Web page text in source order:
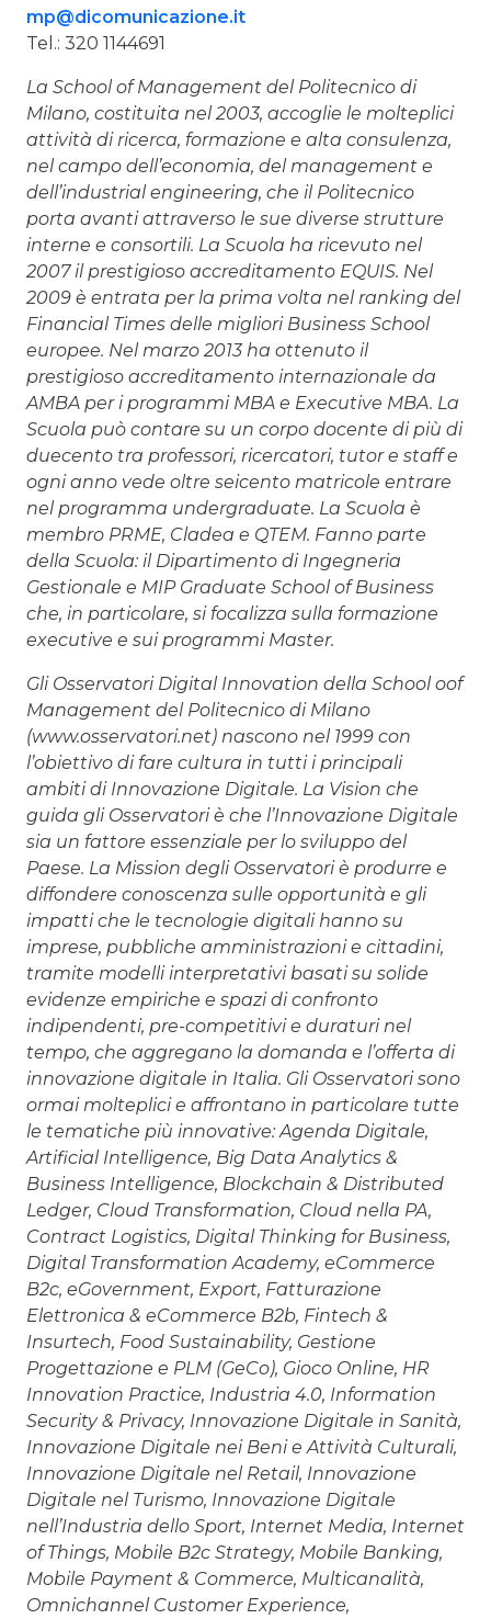
mp@dicomunicazione.it
Tel.: 320 1144691
La School of Management del Politecnico di
Milano, costituita nel 2003, accoglie le molteplici
attività di ricerca, formazione e alta consulenza,
nel campo dell’economia, del management e
dell’industrial engineering, che il Politecnico
porta avanti attraverso le sue diverse strutture
interne e consortili. La Scuola ha ricevuto nel
2007 il prestigioso accreditamento EQUIS. Nel
2009 è entrata per la prima volta nel ranking del
Financial Times delle migliori Business School
europee. Nel marzo 2013 ha ottenuto il
prestigioso accreditamento internazionale da
AMBA per i programmi MBA e Executive MBA. La
Scuola può contare su un corpo docente di più di
duecento tra professori, ricercatori, tutor e staff e
ogni anno vede oltre seicento matricole entrare
nel programma undergraduate. La Scuola è
membro PRME, Cladea e QTEM. Fanno parte
della Scuola: il Dipartimento di Ingegneria
Gestionale e MIP Graduate School of Business
che, in particolare, si focalizza sulla formazione
executive e sui programmi Master.
Gli Osservatori Digital Innovation della School oof
Management del Politecnico di Milano
(www.osservatori.net) nascono nel 1999 con
l’obiettivo di fare cultura in tutti i principali
ambiti di Innovazione Digitale. La Vision che
guida gli Osservatori è che l’Innovazione Digitale
sia un fattore essenziale per lo sviluppo del
Paese. La Mission degli Osservatori è produrre e
diffondere conoscenza sulle opportunità e gli
impatti che le tecnologie digitali hanno su
imprese, pubbliche amministrazioni e cittadini,
tramite modelli interpretativi basati su solide
evidenze empiriche e spazi di confronto
indipendenti, pre-competitivi e duraturi nel
tempo, che aggregano la domanda e l’offerta di
innovazione digitale in Italia. Gli Osservatori sono
ormai molteplici e affrontano in particolare tutte
le tematiche più innovative: Agenda Digitale,
Artificial Intelligence, Big Data Analytics &
Business Intelligence, Blockchain & Distributed
Ledger, Cloud Transformation, Cloud nella PA,
Contract Logistics, Digital Thinking for Business,
Digital Transformation Academy, eCommerce
B2c, eGovernment, Export, Fatturazione
Elettronica & eCommerce B2b, Fintech &
Insurtech, Food Sustainability, Gestione
Progettazione e PLM (GeCo), Gioco Online, HR
Innovation Practice, Industria 4.0, Information
Security & Privacy, Innovazione Digitale in Sanità,
Innovazione Digitale nei Beni e Attività Culturali,
Innovazione Digitale nel Retail, Innovazione
Digitale nel Turismo, Innovazione Digitale
nell’Industria dello Sport, Internet Media, Internet
of Things, Mobile B2c Strategy, Mobile Banking,
Mobile Payment & Commerce, Multicanalità,
Omnichannel Customer Experience,